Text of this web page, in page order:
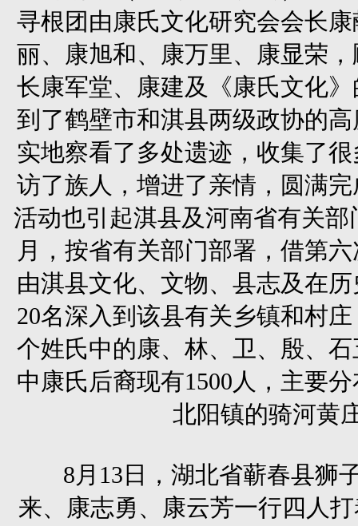
寻根团由康氏文化研究会会长
丽、康旭和、康万里、康显荣
长康军堂、康建及《康氏文化
到了鹤壁市和淇县两级政协的
实地察看了多处遗迹，收集了
访了族人，增进了亲情，圆满
活动也引起淇县及河南省有关部
月，按省有关部门部署，借第
由淇县文化、文物、县志及在
20名深入到该县有关乡镇和村
个姓氏中的康、林、卫、殷、
中康氏后裔现有1500人，主要
北阳镇的骑河黄
8月13日，湖北省蕲春县狮
来、康志勇、康云芳一行四人